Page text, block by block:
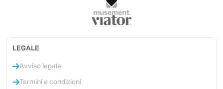
LEGALE
Avviso legale
Termini e condizioni